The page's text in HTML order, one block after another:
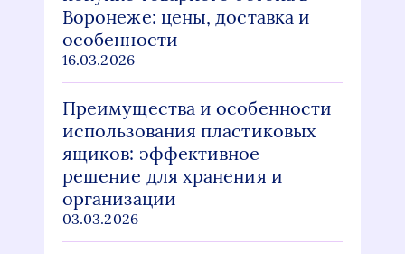
Воронеже: цены, доставка и
особенности
16.03.2026
Преимущества и особенности
использования пластиковых
ящиков: эффективное
решение для хранения и
организации
03.03.2026